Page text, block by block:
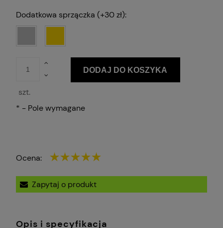
Dodatkowa sprzączka (+30 zł):
szt.
DODAJ DO KOSZYKA
* - Pole wymagane
Ocena:
Zapytaj o produkt
Opis i specyfikacja